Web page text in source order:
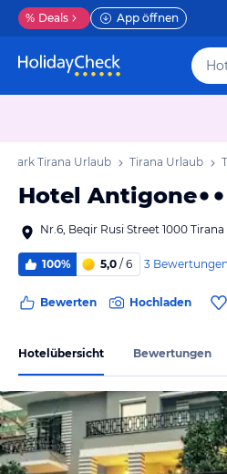
% Deals App öffnen
Qark Tirana Urlaub Tirana Urlaub
Hotel Antigone
Nr.6, Beqir Rusi Street 1000
100% 5,0 / 6 3 Bewertungen
Bewerten Hochladen
Hotelübersicht Bewertungen